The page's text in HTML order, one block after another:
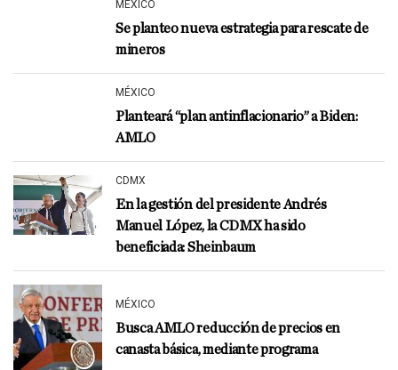
MÉXICO
Se planteo nueva estrategia para rescate de
mineros
MÉXICO
Planteará “plan antinflacionario” a Biden:
AMLO
CDMX
En la gestión del presidente Andrés
Manuel López, la CDMX ha sido
beneficiada: Sheinbaum
MÉXICO
Busca AMLO reducción de precios en
canasta básica, mediante programa